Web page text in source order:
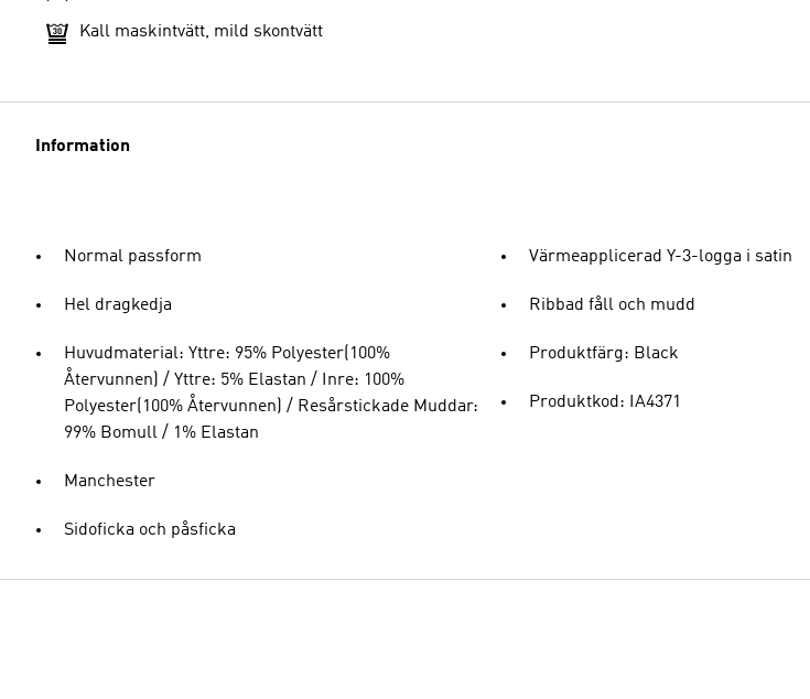
Kall maskintvätt, mild skontvätt
Information
Normal passform
Hel dragkedja
Huvudmaterial: Yttre: 95% Polyester(100%
Återvunnen) / Yttre: 5% Elastan / Inre: 100%
Polyester(100% Återvunnen) / Resårstickade Muddar:
99% Bomull / 1% Elastan
Manchester
Sidoficka och påsficka
Värmeapplicerad Y-3-logga i satin
Ribbad fåll och mudd
Produktfärg: Black
Produktkod: IA4371